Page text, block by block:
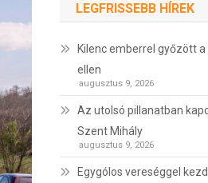
LEGFRISSEBB HÍREK
Kilenc emberrel győzött
ellen
augusztus 9, 2026
Az utolsó pillanatban
Szent Mihály
augusztus 9, 2026
Egygólos vereséggel